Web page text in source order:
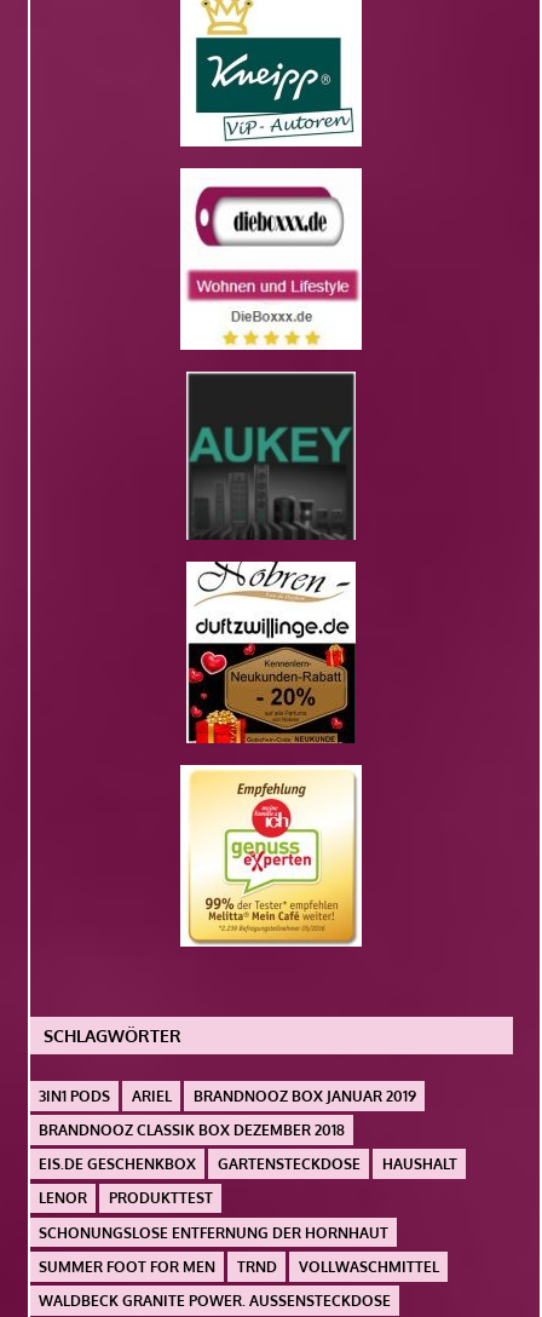
SCHLAGWÖRTER
3IN1 PODS ARIEL
BRANDNOOZ BOX JANUAR 2019
BRANDNOOZ CLASSIK BOX DEZEMBER 2018
EIS.DE GESCHENKBOX
GARTENSTECKDOSE
HAUSHALT
LENOR
PRODUKTTEST
SCHONUNGSLOSE ENTFERNUNG DER HORNHAUT
SUMMER FOOT FOR MEN
TRND
VOLLWASCHMITTEL
WALDBECK GRANITE POWER. AUSSENSTECKDOSE